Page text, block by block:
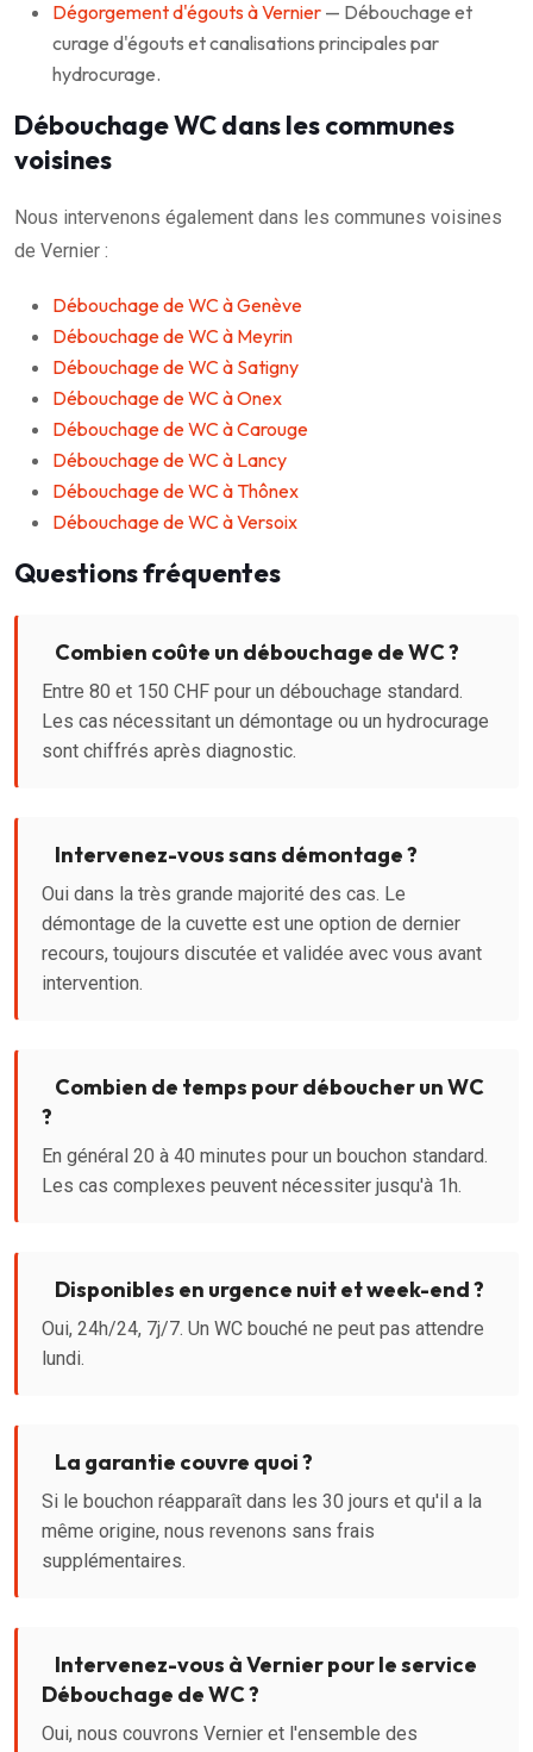
Dégorgement d'égouts à Vernier — Débouchage et
curage d'égouts et canalisations principales par
hydrocurage.
Débouchage WC dans les communes
voisines
Nous intervenons également dans les communes voisines
de Vernier :
Débouchage de WC à Genève
Débouchage de WC à Meyrin
Débouchage de WC à Satigny
Débouchage de WC à Onex
Débouchage de WC à Carouge
Débouchage de WC à Lancy
Débouchage de WC à Thônex
Débouchage de WC à Versoix
Questions fréquentes
Combien coûte un débouchage de WC ?
Entre 80 et 150 CHF pour un débouchage standard.
Les cas nécessitant un démontage ou un hydrocurage
sont chiffrés après diagnostic.
Intervenez-vous sans démontage ?
Oui dans la très grande majorité des cas. Le
démontage de la cuvette est une option de dernier
recours, toujours discutée et validée avec vous avant
intervention.
Combien de temps pour déboucher un WC
?
En général 20 à 40 minutes pour un bouchon standard.
Les cas complexes peuvent nécessiter jusqu'à 1h.
Disponibles en urgence nuit et week-end ?
Oui, 24h/24, 7j/7. Un WC bouché ne peut pas attendre
lundi.
La garantie couvre quoi ?
Si le bouchon réapparaît dans les 30 jours et qu'il a la
même origine, nous revenons sans frais
supplémentaires.
Intervenez-vous à Vernier pour le service
Débouchage de WC ?
Oui, nous couvrons Vernier et l'ensemble des